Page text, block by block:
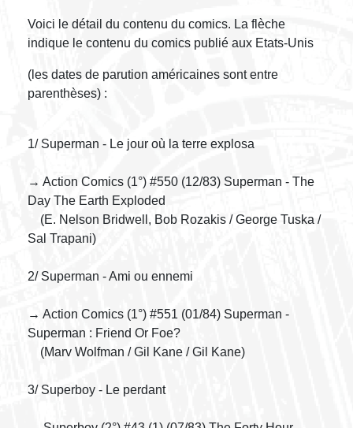
Voici le détail du contenu du comics. La flèche
indique le contenu du comics publié aux Etats-Unis
(les dates de parution américaines sont entre
parenthèses) :
1/ Superman - Le jour où la terre explosa
→ Action Comics (1°) #550 (12/83) Superman - The
Day The Earth Exploded
(E. Nelson Bridwell, Bob Rozakis / George Tuska /
Sal Trapani)
2/ Superman - Ami ou ennemi
→ Action Comics (1°) #551 (01/84) Superman -
Superman : Friend Or Foe?
(Marv Wolfman / Gil Kane / Gil Kane)
3/ Superboy - Le perdant